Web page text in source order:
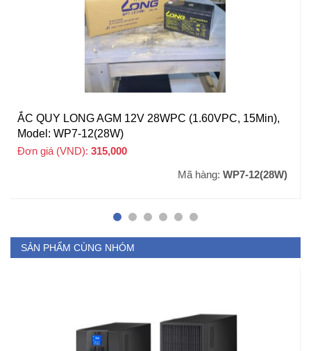
ẮC QUY LONG AGM 12V 28WPC (1.60VPC, 15Min),
Model: WP7-12(28W)
Đơn giá (VND): 315,000
Mã hàng: WP7-12(28W)
SẢN PHẨM CÙNG NHÓM